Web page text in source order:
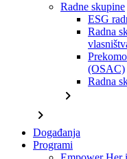
Radne skupine
ESG
Radna
(OSAC)
Radna
chevron_right
chevron_right
Događanja
Programi